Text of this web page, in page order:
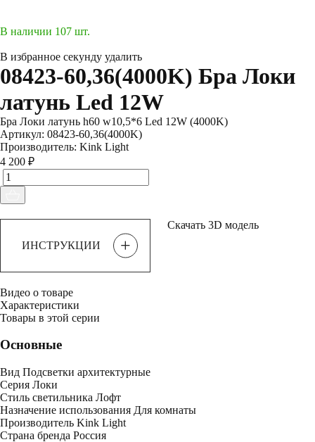
В наличии 107 шт.
В избранное секунду удалить
08423-60,36(4000K) Бра Локи
латунь Led 12W
Бра Локи латунь h60 w10,5*6 Led 12W (4000K)
Артикул: 08423-60,36(4000K)
Производитель: Kink Light
4 200 ₽
ИНСТРУКЦИИ +
Скачать 3D модель
Видео о товаре
Характеристики
Товары в этой серии
Основные
Вид Подсветки архитектурные
Серия Локи
Стиль светильника Лофт
Назначение использования Для комнаты
Производитель Kink Light
Страна бренда Россия